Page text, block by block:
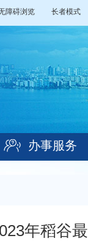
障碍浏览 长者模式
办事服务
年稻谷